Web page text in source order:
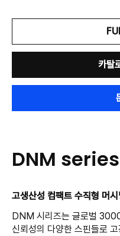
카탈
DNM series
고생산성 컴팩트 수직형 머시
DNM 시리즈는 글로벌
신뢰성의 다양한 스핀들로